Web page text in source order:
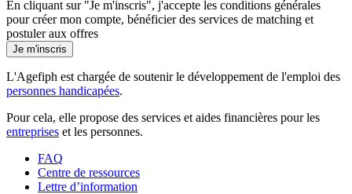
En cliquant sur "Je m'inscris", j'accepte les conditions générales
pour créer mon compte, bénéficier des services de matching et
postuler aux offres
Je m'inscris
L'Agefiph est chargée de soutenir le développement de l'emploi des
personnes handicapées.
Pour cela, elle propose des services et aides financières pour les
entreprises et les personnes.
FAQ
Centre de ressources
Lettre d’information